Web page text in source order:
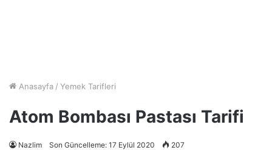
Anasayfa / Yemek Tarifleri
Atom Bombası Pastası Tarifi
Nazlim Son Güncelleme: 17 Eylül 2020 207